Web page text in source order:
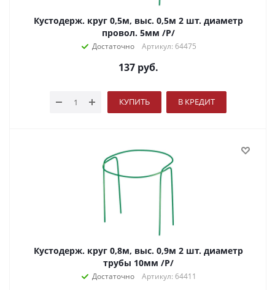
Кустодерж. круг 0,5м, выс. 0,5м 2 шт. диаметр
провол. 5мм /Р/
Достаточно Артикул: 64475
137руб.
КУПИТЬ В КРЕДИТ
Кустодерж. круг 0,8м, выс. 0,9м 2 шт. диаметр
трубы 10мм /Р/
Достаточно Артикул: 64411